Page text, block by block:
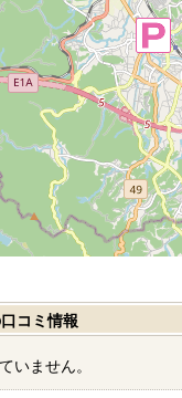
コミ情報
いません。